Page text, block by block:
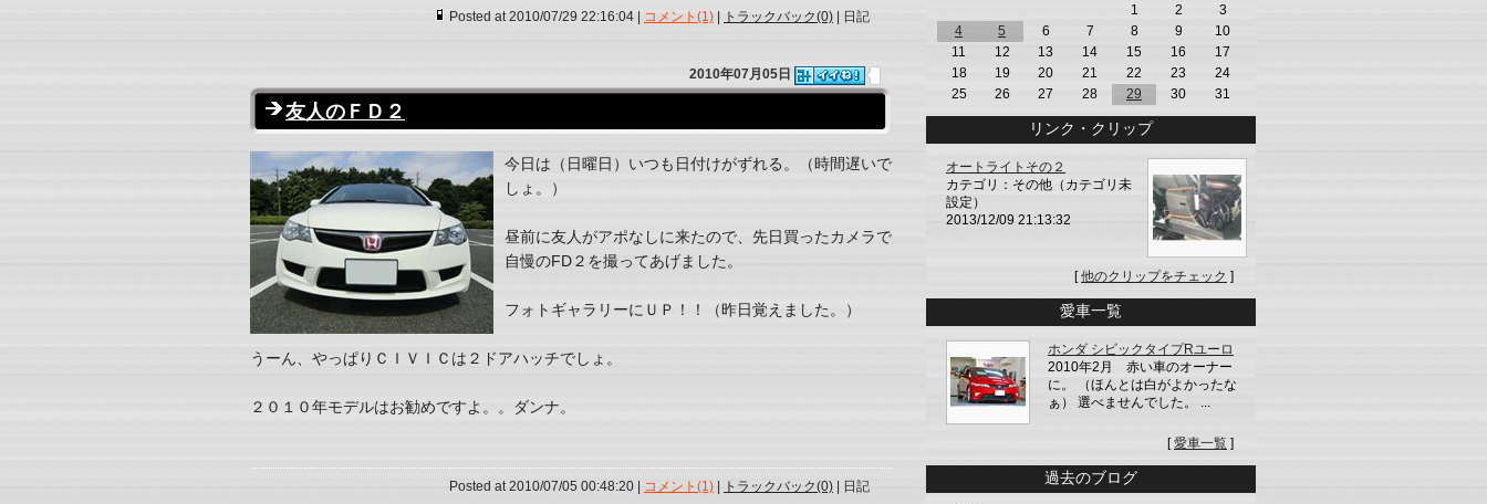
Posted at 2010/07/29 22:16:04 | コメント(1) トラックバック(0) | 日記
2010年07月05日
友人のＦＤ２
今日は（日曜日）いつも日付けがずれる。（時間遅いで
しょ。）
昼前に友人がアポなしに来たので、先日買ったカメラで
自慢のFD２を撮ってあげました。
フォトギャラリーにＵＰ！！（昨日覚えました。）
うーん、やっぱりＣＩＶＩＣは２ドアハッチでしょ。
２０１０年モデルはお勧めですよ。。ダンナ。
Posted at 2010/07/05 00:48:20 | コメント(1) | トラックバック(0) | 日記
1
2
3
4
5 6 7 8 9
10
11
12 13 14 15 16
17
18
19 20 21 22 23
24
25
26 27 28 29 30 31
リンク・クリップ
オートライトその２
カテゴリ：その他（カテゴリ未
設定）
2013/12/09 21:13:32
[他のクリップをチェック ]
愛車一覧
ホンダ シビックタイプRユーロ
2010年2月 赤い車のオーナー
に。 （ほんとは白がよかったな
ぁ） 選べませんでした。 ...
[愛車一覧 ]
過去のブログ